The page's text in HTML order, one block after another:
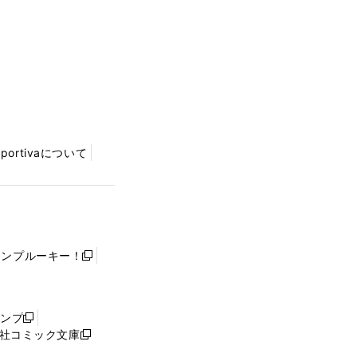
について
プルーキー！
新
ン
プ
新
し
コミック文庫
新